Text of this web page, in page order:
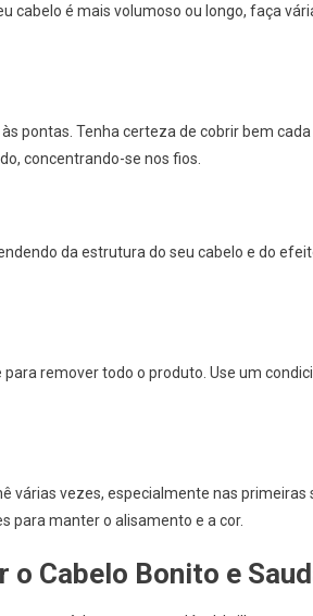
cabelo é mais volumoso ou longo, faça
pontas. Tenha certeza de cobrir bem
concentrando-se nos fios.
da estrutura do seu cabelo e do
remover todo o produto. Use um
várias vezes, especialmente nas primeiras
para manter o alisamento e a cor.
Cabelo Bonito e